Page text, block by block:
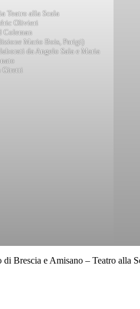
Teatro alla Scala
Olivieri
Coleman
Mario Bois, Parigi)
da Angelo Sala e Maria
Giretti
Brescia e Amisano – Teatro alla